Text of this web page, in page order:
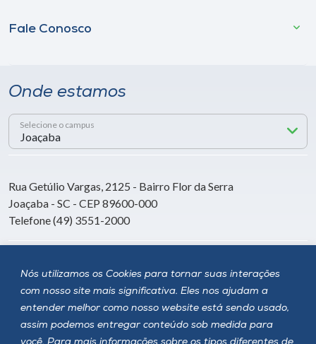
Nós utilizamos os Cookies para tornar suas interações
com nosso site mais significativa. Eles nos ajudam a
entender melhor como nosso website está sendo usado,
assim podemos entregar conteúdo sob medida para
você. Para mais informações sobre os tipos diferentes de
Fale Conosco
Onde estamos
Selecione o campus
Rua Getúlio Vargas, 2125 - Bairro Flor da Serra
Joaçaba - SC - CEP 89600-000
Telefone (49) 3551-2000
Siga a Unoesc